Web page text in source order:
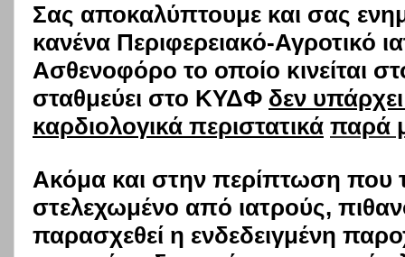
Σας αποκαλύπτουμε και σας
κανένα Περιφερειακό-Αγροτικό
Ασθενοφόρο το οποίο κινείται
σταθμεύει στο ΚΥΔΦ δεν
καρδιολογικά περιστατικά παρά
Ακόμα και στην περίπτωση που
στελεχωμένο από ιατρούς,
παρασχεθεί η ενδεδειγμένη